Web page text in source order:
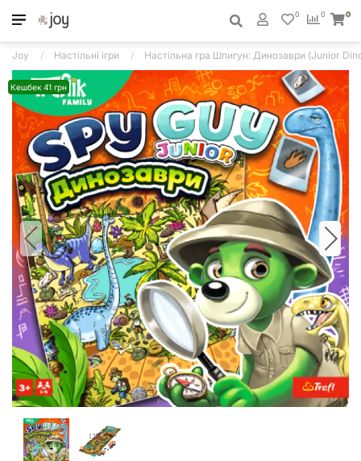
0
0 0
Joy Настільні ігри Настільна гра Шпигун: Динозаври (Junior
Кешбек 41 грн